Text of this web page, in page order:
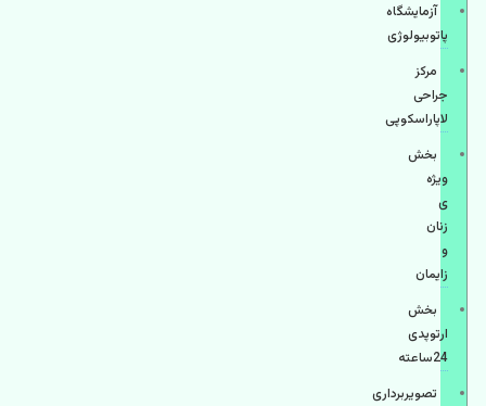
آزمایشگاه
پاتوبیولوژی
مرکز
جراحی
لاپاراسکوپی
بخش
ویژه
ی
زنان
و
زایمان
بخش
ارتوپدی
24ساعته
تصویربرداری